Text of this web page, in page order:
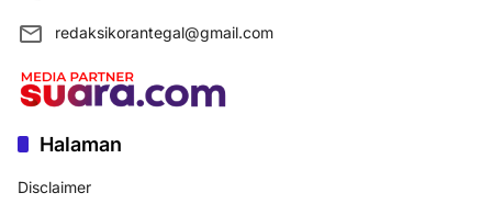
redaksikorantegal@gmail.com
Halaman
Disclaimer